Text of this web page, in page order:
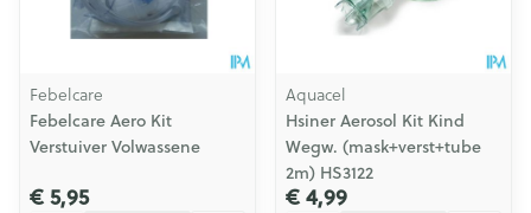
Febelcare
Febelcare Aero Kit
Verstuiver Volwassene
€ 5,95
Aquacel
Hsiner Aerosol Kit Kind
Wegw. (mask+verst+tube
2m) HS3122
€ 4,99